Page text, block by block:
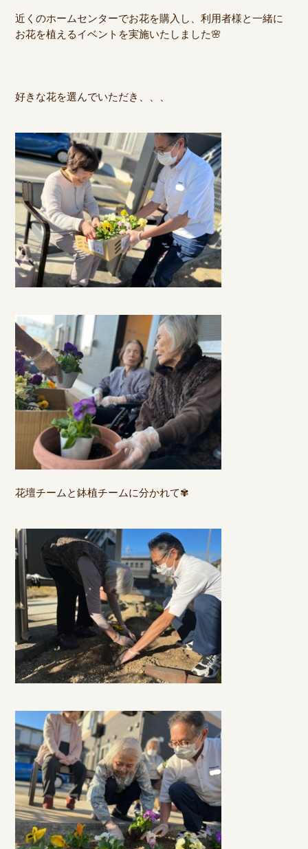
近くのホームセンターでお花を購入し、利用者様と一緒に
お花を植えるイベントを実施いたしました🌸
好きな花を選んでいただき、、、
花壇チームと鉢植チームに分かれて✾